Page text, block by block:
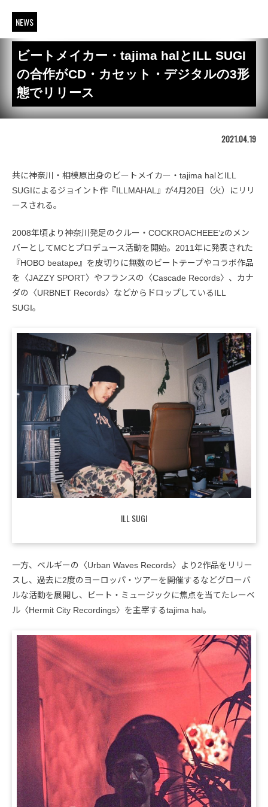
NEWS
ビートメイカー・tajima halとILL SUGI
の合作がCD・カセット・デジタルの3形
態でリリース
2021.04.19
共に神奈川・相模原出身のビートメイカー・tajima halとILL
SUGIによるジョイント作『ILLMAHAL』が4月20日（火）にリリ
ースされる。
2008年頃より神奈川発足のクルー・COCKROACHEEE’zのメン
バーとしてMCとプロデュース活動を開始。2011年に発表された
『HOBO beatape』を皮切りに無数のビートテープやコラボ作品
を〈JAZZY SPORT〉やフランスの〈Cascade Records〉、カナ
ダの〈URBNET Records〉などからドロップしているILL
SUGI。
ILL SUGI
一方、ベルギーの〈Urban Waves Records〉より2作品をリリー
スし、過去に2度のヨーロッパ・ツアーを開催するなどグローバ
ルな活動を展開し、ビート・ミュージックに焦点を当てたレーベ
ル〈Hermit City Recordings〉を主宰するtajima hal。